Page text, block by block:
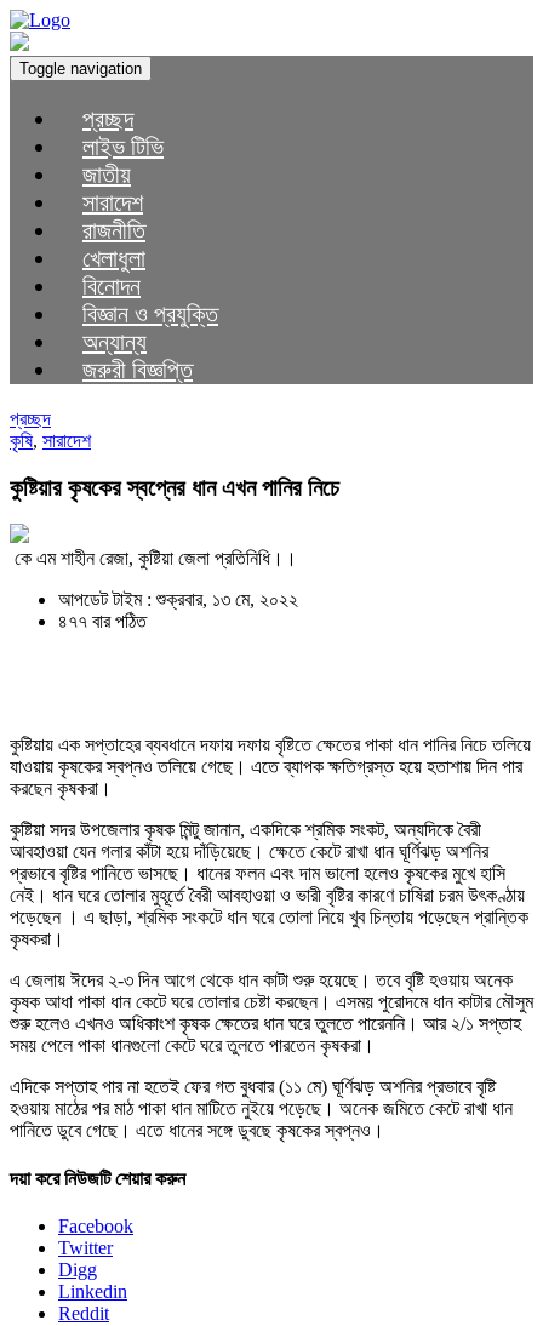
Toggle navigation
প্রচ্ছদ
লাইভ টিভি
জাতীয়
সারাদেশ
রাজনীতি
খেলাধুলা
বিনোদন
বিজ্ঞান ও প্রযুক্তি
অন্যান্য
জরুরী বিজ্ঞপ্তি
প্রচ্ছদ
কৃষি, সারাদেশ
কুষ্টিয়ার কৃষকের স্বপ্নের ধান এখন পানির নিচে
কে এম শাহীন রেজা, কুষ্টিয়া জেলা প্রতিনিধি।।
আপডেট টাইম : শুক্রবার, ১৩ মে, ২০২২
৪৭৭ বার পঠিত
কুষ্টিয়ায় এক সপ্তাহের ব্যবধানে দফায় দফায় বৃষ্টিতে ক্ষেতের পাকা ধান পানির নিচে তলিয়ে
যাওয়ায় কৃষকের স্বপ্নও তলিয়ে গেছে। এতে ব্যাপক ক্ষতিগ্রস্ত হয়ে হতাশায় দিন পার
করছেন কৃষকরা।
কুষ্টিয়া সদর উপজেলার কৃষক মিন্টু জানান, একদিকে শ্রমিক সংকট, অন্যদিকে বৈরী
আবহাওয়া যেন গলার কাঁটা হয়ে দাঁড়িয়েছে। ক্ষেতে কেটে রাখা ধান ঘূর্ণিঝড় অশনির
প্রভাবে বৃষ্টির পানিতে ভাসছে। ধানের ফলন এবং দাম ভালো হলেও কৃষকের মুখে হাসি
নেই। ধান ঘরে তোলার মুহূর্তে বৈরী আবহাওয়া ও ভারী বৃষ্টির কারণে চাষিরা চরম উৎকণ্ঠায়
পড়েছেন । এ ছাড়া, শ্রমিক সংকটে ধান ঘরে তোলা নিয়ে খুব চিন্তায় পড়েছেন প্রান্তিক
কৃষকরা।
এ জেলায় ঈদের ২-৩ দিন আগে থেকে ধান কাটা শুরু হয়েছে। তবে বৃষ্টি হওয়ায় অনেক
কৃষক আধা পাকা ধান কেটে ঘরে তোলার চেষ্টা করছেন। এসময় পুরোদমে ধান কাটার মৌসুম
শুরু হলেও এখনও অধিকাংশ কৃষক ক্ষেতের ধান ঘরে তুলতে পারেননি। আর ২/১ সপ্তাহ
সময় পেলে পাকা ধানগুলো কেটে ঘরে তুলতে পারতেন কৃষকরা।
এদিকে সপ্তাহ পার না হতেই ফের গত বুধবার (১১ মে) ঘূর্ণিঝড় অশনির প্রভাবে বৃষ্টি
হওয়ায় মাঠের পর মাঠ পাকা ধান মাটিতে নুইয়ে পড়েছে। অনেক জমিতে কেটে রাখা ধান
পানিতে ডুবে গেছে। এতে ধানের সঙ্গে ডুবছে কৃষকের স্বপ্নও।
দয়া করে নিউজটি শেয়ার করুন
Facebook
Twitter
Digg
Linkedin
Reddit